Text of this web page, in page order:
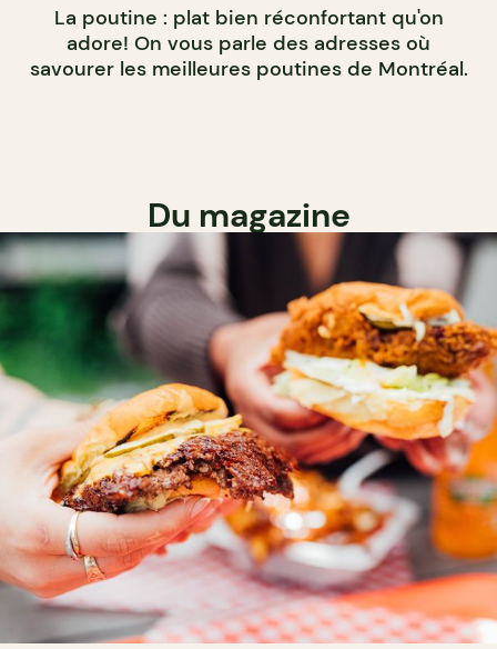
La poutine : plat bien réconfortant qu'on
adore! On vous parle des adresses où
savourer les meilleures poutines de Montréal.
Du magazine